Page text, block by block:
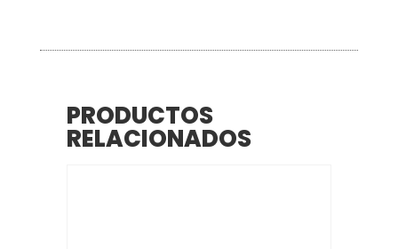
PRODUCTOS
RELACIONADOS